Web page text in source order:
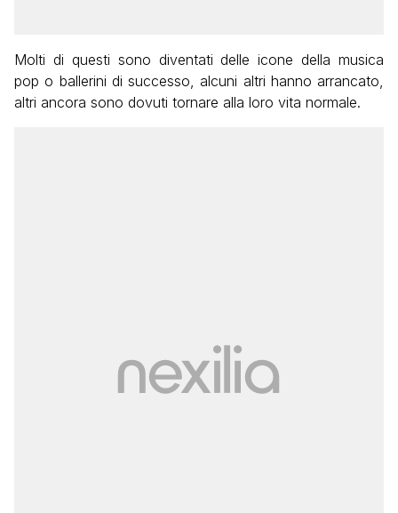
Molti di questi sono diventati delle icone della musica
pop o ballerini di successo, alcuni altri hanno arrancato,
altri ancora sono dovuti tornare alla loro vita normale.